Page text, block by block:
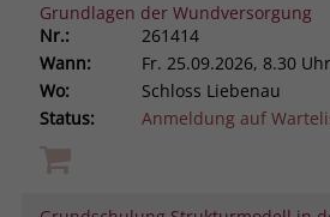
Grundlagen der Wundversorgung
Nr.:
261414
Wann:
Fr. 25.09.2026, 8.30 Uhr
Wo:
Schloss Liebenau
Status:
Anmeldung auf